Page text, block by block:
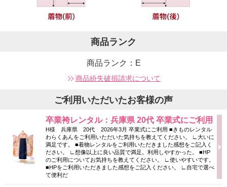
商品ランク
商品ランク：E
商品紛失破損請求について
ご利用いただいたお客様の声
卒業袴レンタル：兵庫県 20代 卒業式にご利用
H様 兵庫県 20代 2026年3月 卒業式にご利用 ■きものレンタル
わらくあんをご利用いただいた気持ちを教えてください。 ∟大いに
満足です。 ■着物レンタルをご利用いただきました感想をご記入く
ださい。 ∟想像以上に良い品質で満足。利用しやすかった。 ■HP
のご利用についてお気持ちを教えてください。 ∟使いやすいです。
■HPをご利用いただきました感想をご記入ください。 ∟自宅で選べ
て便利だ